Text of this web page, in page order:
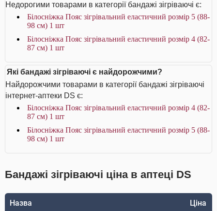
Недорогими товарами в категорії бандажі зігріваючі є:
Білосніжка Пояс зігрівальний еластичний розмір 5 (88-
98 см) 1 шт
Білосніжка Пояс зігрівальний еластичний розмір 4 (82-
87 см) 1 шт
Які бандажі зігріваючі є найдорожчими?
Найдорожчими товарами в категорії бандажі зігріваючі
інтернет-аптеки DS є:
Білосніжка Пояс зігрівальний еластичний розмір 4 (82-
87 см) 1 шт
Білосніжка Пояс зігрівальний еластичний розмір 5 (88-
98 см) 1 шт
Бандажі зігріваючі ціна в аптеці DS
Назва Ціна